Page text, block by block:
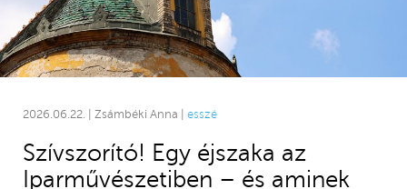
2026.06.22. | Zsámbéki Anna | esszé
Szívszorító! Egy éjszaka az
Iparművészetiben – és aminek